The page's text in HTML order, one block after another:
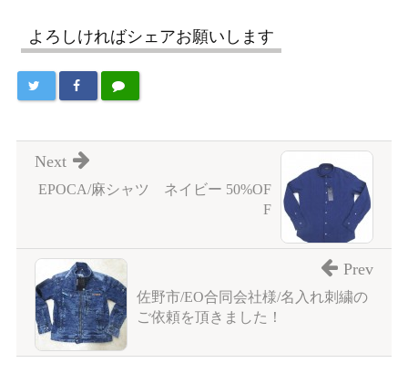
よろしければシェアお願いします
EPOCA/麻シャツ ネイビー 50%OF
F
Next
佐野市/EO合同会社様/名入れ刺繍の
ご依頼を頂きました！
Prev